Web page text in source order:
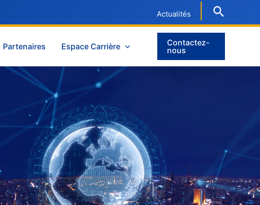
Actualités
Partenaires Espace Carrière
Contactez-
nous